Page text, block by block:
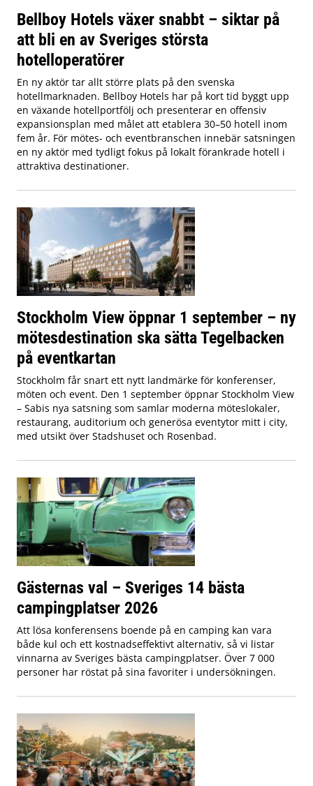
Bellboy Hotels växer snabbt – siktar på
att bli en av Sveriges största
hotelloperatörer
En ny aktör tar allt större plats på den svenska
hotellmarknaden. Bellboy Hotels har på kort tid byggt upp
en växande hotellportfölj och presenterar en offensiv
expansionsplan med målet att etablera 30–50 hotell inom
fem år. För mötes- och eventbranschen innebär satsningen
en ny aktör med tydligt fokus på lokalt förankrade hotell i
attraktiva destinationer.
Stockholm View öppnar 1 september – ny
mötesdestination ska sätta Tegelbacken
på eventkartan
Stockholm får snart ett nytt landmärke för konferenser,
möten och event. Den 1 september öppnar Stockholm View
– Sabis nya satsning som samlar moderna möteslokaler,
restaurang, auditorium och generösa eventytor mitt i city,
med utsikt över Stadshuset och Rosenbad.
Gästernas val – Sveriges 14 bästa
campingplatser 2026
Att lösa konferensens boende på en camping kan vara
både kul och ett kostnadseffektivt alternativ, så vi listar
vinnarna av Sveriges bästa campingplatser. Över 7 000
personer har röstat på sina favoriter i undersökningen.